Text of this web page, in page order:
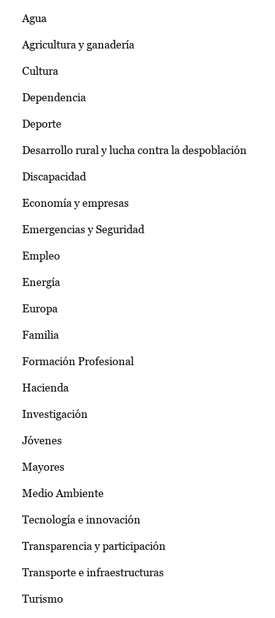
Agua
Agricultura y ganadería
Cultura
Dependencia
Deporte
Desarrollo rural y lucha contra la despoblación
Discapacidad
Economía y empresas
Emergencias y Seguridad
Empleo
Energía
Europa
Familia
Formación Profesional
Hacienda
Investigación
Jóvenes
Mayores
Medio Ambiente
Tecnología e innovación
Transparencia y participación
Transporte e infraestructuras
Turismo